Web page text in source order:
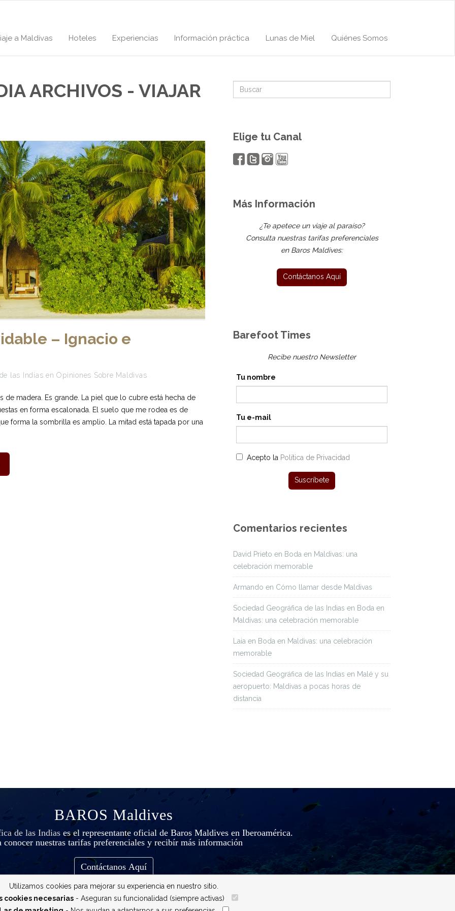
a Maldivas Hoteles Experiencias Información práctica Lunas de Miel Quiénes Somos
ARCHIVOS - VIAJAR
– Ignacio e
las Indias enOpiniones Sobre Maldivas
de madera. Es grande. La piel que lo cubre está hecha de
en forma escalonada. El suelo que me rodea es de
forma la sombrilla es amplio. La mitad está tapada por una
Elige tu Canal
Más Información
¿Te apetece un viaje al paraíso?
Consulta nuestras tarifas preferenciales
en Baros Maldives:
Barefoot Times
Recibe nuestro Newsletter
Tu nombre
Tu e-mail
Acepto la Política de Privacidad
Comentarios recientes
David Prieto en Boda en Maldivas: una
celebración memorable
Armando en Cómo llamar desde Maldivas
Sociedad Geográfica de las Indias en Boda en
Maldivas: una celebración memorable
Laia en Boda en Maldivas: una celebración
memorable
Sociedad Geográfica de las Indias en Malé y su
aeropuerto: Maldivas a pocas horas de
distancia
BAROS Maldives
de las Indiases el representante oficial de Baros Maldives en Iberoamérica.
conocer nuestras tarifas preferenciales y recibír más información
Contáctanos Aquí
Utilizamos cookies para mejorar su experiencia en nuestro sitio.
cookies necesarias- Aseguran su funcionalidad (siempre activas)